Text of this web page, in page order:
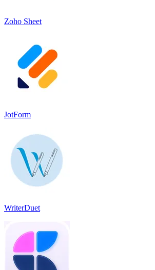
Zoho Sheet
JotForm
WriterDuet